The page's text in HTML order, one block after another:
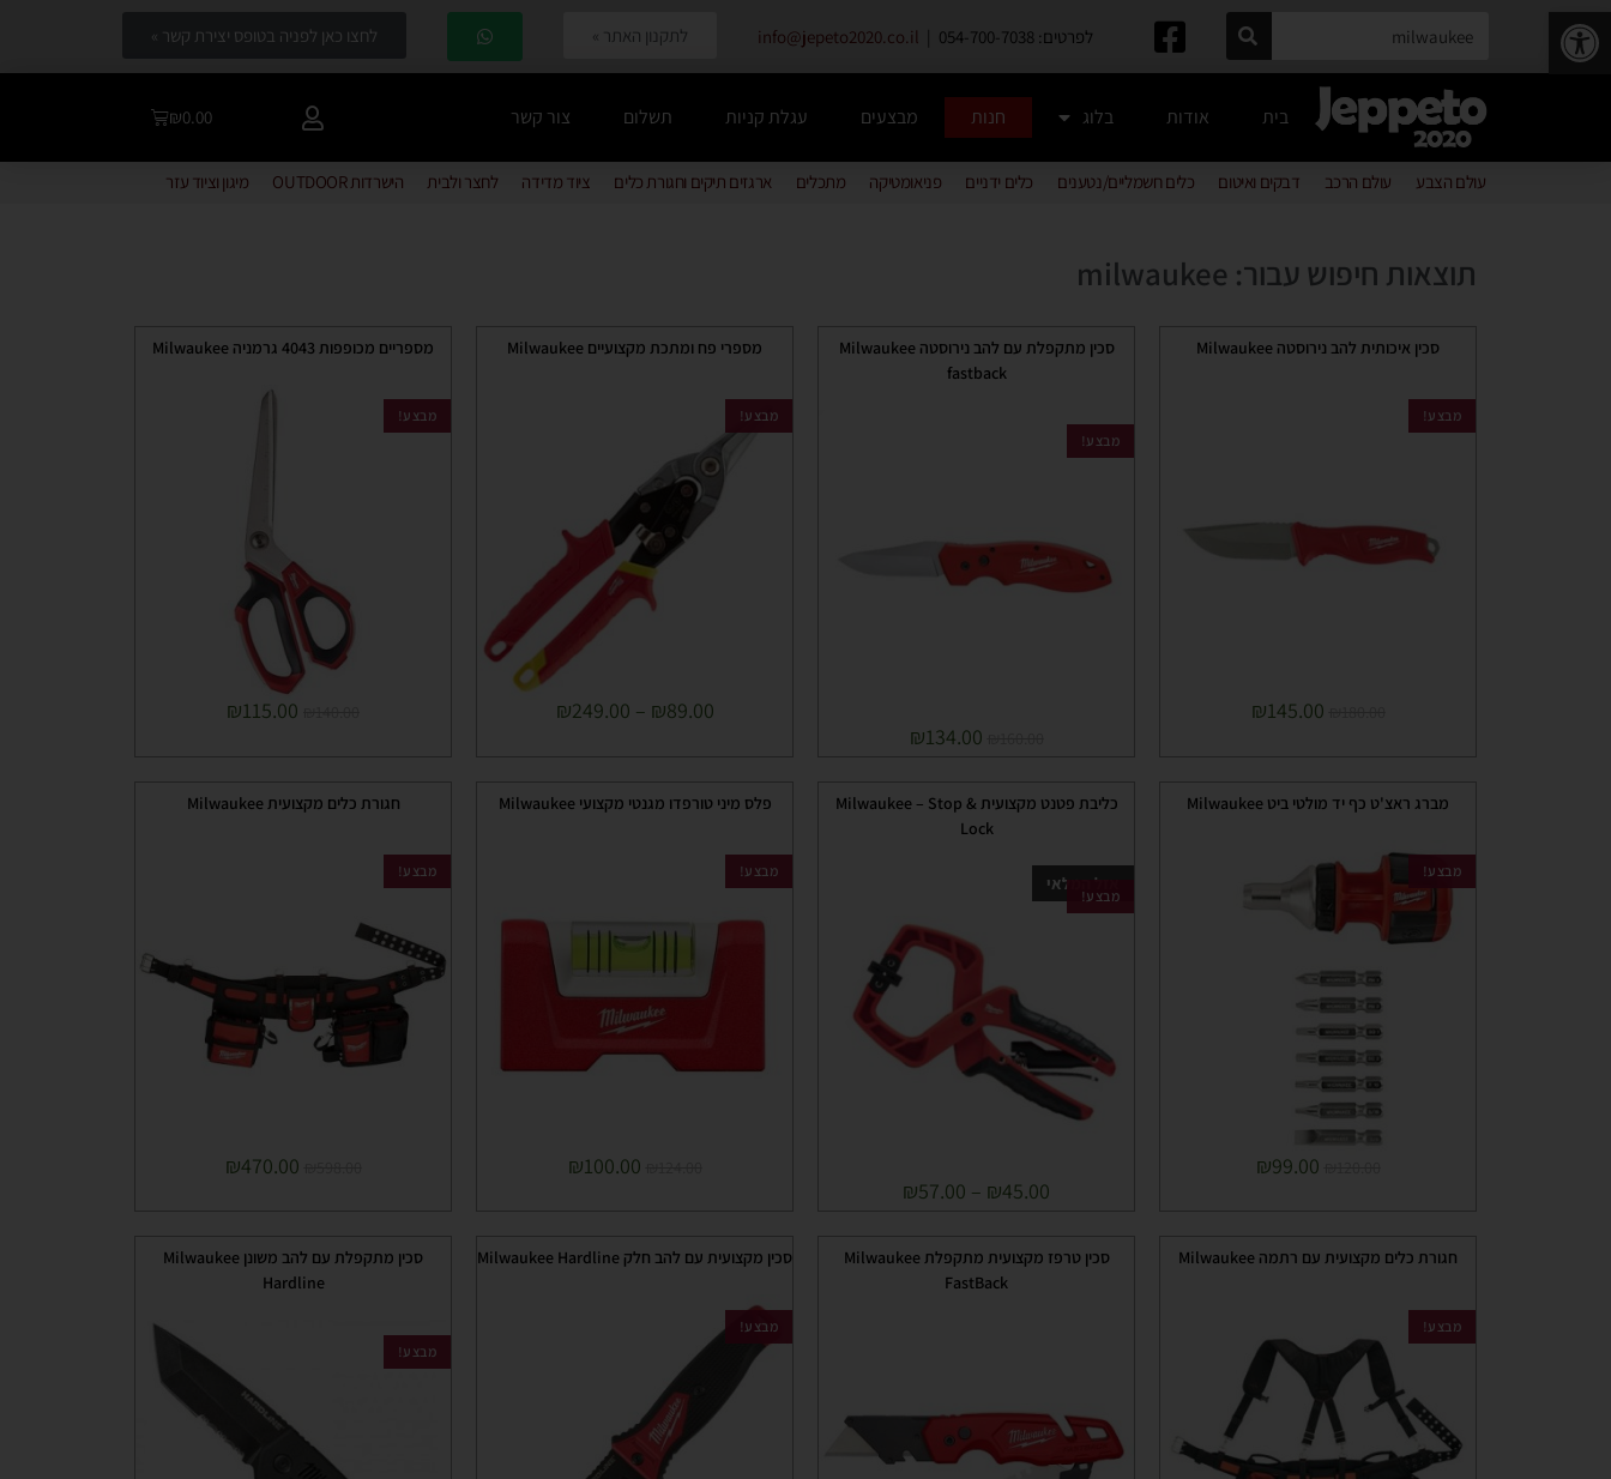
פתח סרגל נגישות לפרטים: 054-700-7038 | info@jepeto2020.co.il לתקנון האתר » לחצו כאן לפניה בטופס יצירת קשר »
בית אודות בלוג חנות מבצעים עגלת קניות תשלום צור קשר ₪0.00
עולם הצבע עולם הרכב דבקים ואיטום כלים חשמליים/נטענים כלים ידניים פניאומטיקה מתכלים ארגזים תיקים וחגורת כלים ציוד מדידה לחצר ולבית הישרדות OUTDOOR מיגון וציוד עזר
תוצאות חיפוש עבור: milwaukee
סכין איכותית להב נירוסטה Milwaukee
מבצע!
₪145.00
סכין מתקפלת עם להב נירוסטה Milwaukee
fastback
מבצע!
₪134.00
מספרי פח ומתכת מקצועיים Milwaukee
מבצע!
₪89.00
–
₪249.00
מספריים מכופפות 4043 גרמניה Milwaukee
מבצע!
₪115.00
מברג ראצ'ט כף יד מולטי ביט Milwaukee
מבצע!
₪99.00
כליבת פטנט מקצועית Milwaukee – Stop &
Lock
אזל המלאי
מבצע!
₪45.00
–
₪57.00
פלס מיני טורפדו מגנטי מקצועי Milwaukee
מבצע!
₪100.00
חגורת כלים מקצועית Milwaukee
מבצע!
₪470.00
חגורת כלים מקצועית עם רתמה Milwaukee
מבצע!
סכין טרפז מקצועית מתקפלת Milwaukee
FastBack
סכין מקצועית עם להב חלק Milwaukee Hardline
מבצע!
סכין מתקפלת עם להב משונן Milwaukee
Hardline
מבצע!